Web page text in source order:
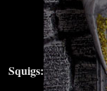
Squigs: